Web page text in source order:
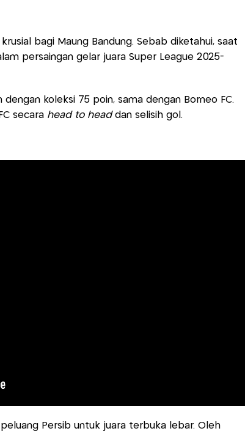
bagi Maung Bandung. Sebab diketahui, saat
persaingan gelar juara Super League 2025-
koleksi 75 poin, sama dengan Borneo FC.
secara head to headdan selisih gol.
Persib untuk juara terbuka lebar. Oleh